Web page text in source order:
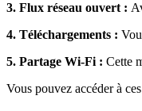
3. Flux réseau ouvert :
4. Téléchargements :
5. Partage Wi-Fi : Cette
Vous pouvez accéder à